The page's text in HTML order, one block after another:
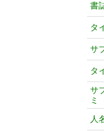
書
タ
サ
タ
サ
ミ
人